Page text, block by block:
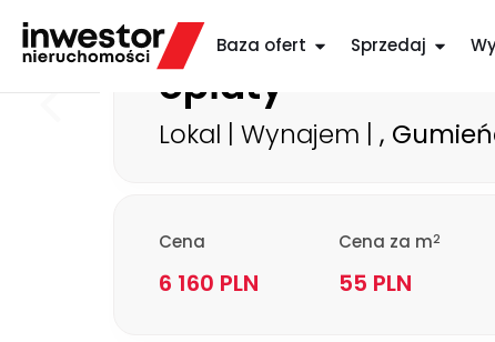
Baza ofert Sprzedaj
Biuro 112 m2,
opłaty
Lokal | Wynajem |,
Cena
6 160 PLN
Cena za m2
55 PLN